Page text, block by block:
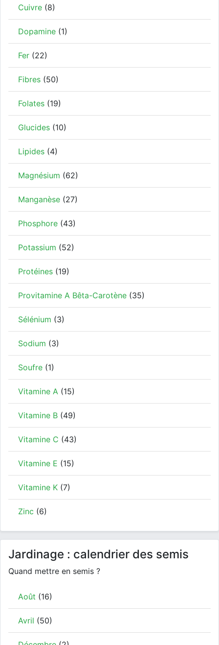
Cuivre (8)
Dopamine (1)
Fer (22)
Fibres (50)
Folates (19)
Glucides (10)
Lipides (4)
Magnésium (62)
Manganèse (27)
Phosphore (43)
Potassium (52)
Protéines (19)
Provitamine A Bêta-Carotène (35)
Sélénium (3)
Sodium (3)
Soufre (1)
Vitamine A (15)
Vitamine B (49)
Vitamine C (43)
Vitamine E (15)
Vitamine K (7)
Zinc (6)
Jardinage : calendrier des semis
Quand mettre en semis ?
Août (16)
Avril (50)